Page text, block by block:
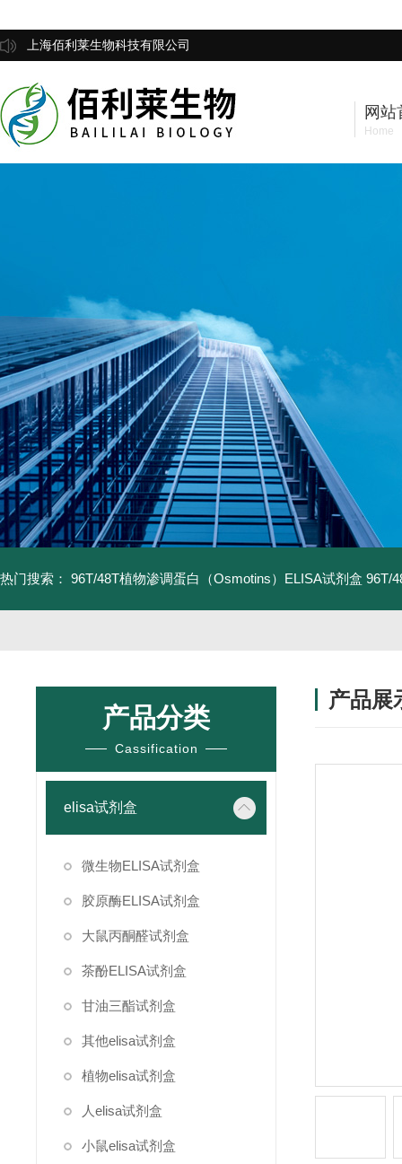
上海佰利莱生物科技有限公司
网站
Home
热门搜索： 96T/48T植物渗调蛋白（Osmotins）ELISA试剂盒 96T/
产品分类
Cassification
elisa试剂盒
微生物ELISA试剂盒
胶原酶ELISA试剂盒
大鼠丙酮醛试剂盒
茶酚ELISA试剂盒
甘油三酯试剂盒
其他elisa试剂盒
植物elisa试剂盒
人elisa试剂盒
小鼠elisa试剂盒
产品展